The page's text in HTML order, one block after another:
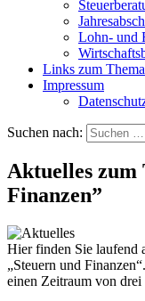
Lohn- und
Links zum Thema
Impressum
Suchen nach:
Aktuelles zum
Finanzen”
Hier finden Sie laufend
„Steuern und
einen Zeitraum von